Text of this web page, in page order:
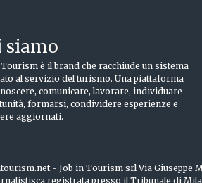
siamo
è il brand che racchiude un sistema
al servizio del turismo. Una piattaforma
comunicare, lavorare, individuare
formarsi, condividere esperienze e
aggiornati.
- Job in Tourism srl Via Giuseppe
registrata presso il Tribunale di